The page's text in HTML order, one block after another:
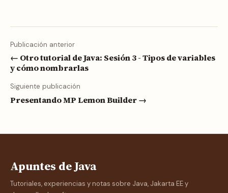
Publicación anterior
← Otro tutorial de Java: Sesión 3 - Tipos de variables
y cómo nombrarlas
Siguiente publicación
Presentando MP Lemon Builder →
Apuntes de Java
Tutoriales, experiencias y notas sobre Java, Jakarta EE y